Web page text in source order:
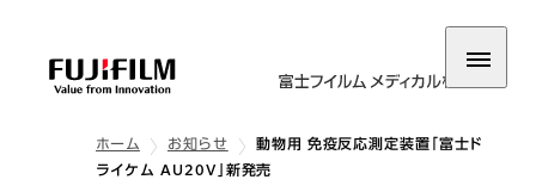
ホーム お知らせ
動物用 免疫反応測定装置「富士ド
ライケム AU20V」新発売